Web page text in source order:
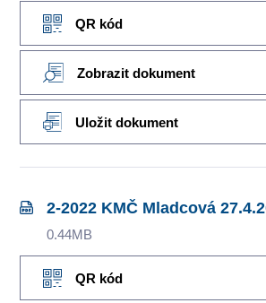
QR kód
Zobrazit dokument
Uložit dokument
2-2022 KMČ Mladcová
0.44MB
QR kód